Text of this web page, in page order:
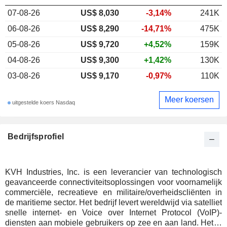
Bedrijfsprofiel
KVH Industries, Inc. is een leverancier van technologisch
geavanceerde connectiviteitsoplossingen voor voornamelijk
commerciële, recreatieve en militaire/overheidscliënten in
de maritieme sector. Het bedrijf levert wereldwijd via satelliet
snelle internet- en Voice over Internet Protocol (VoIP)-
diensten aan mobiele gebruikers op zee en aan land. Het is
07-08-26
US$ 8,030 -3,14%
241K
06-08-26
US$ 8,290 -14,71%
475K
05-08-26
US$ 9,720 +4,52%
159K
04-08-26
US$ 9,300 +1,42%
130K
03-08-26
US$ 9,170 -0,97% 110K
uitgestelde koers Nasdaq Meer koersen